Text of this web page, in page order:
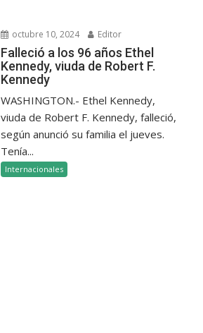
octubre 10, 2024 Editor
Falleció a los 96 años Ethel
Kennedy, viuda de Robert F.
Kennedy
WASHINGTON.- Ethel Kennedy,
viuda de Robert F. Kennedy, falleció,
según anunció su familia el jueves.
Tenía...
Internacionales